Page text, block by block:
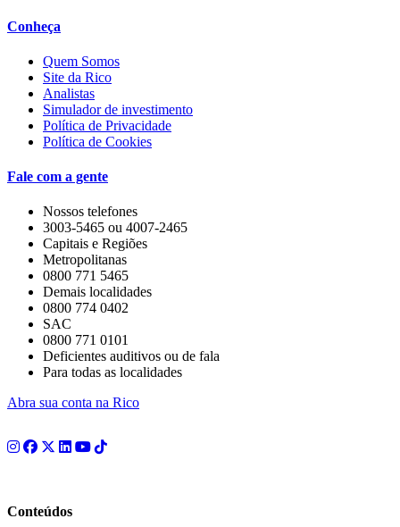
Conheça
Quem Somos
Site da Rico
Analistas
Simulador de investimento
Política de Privacidade
Política de Cookies
Fale com a gente
Nossos telefones
3003-5465 ou 4007-2465
Capitais e Regiões
Metropolitanas
0800 771 5465
Demais localidades
0800 774 0402
SAC
0800 771 0101
Deficientes auditivos ou de fala
Para todas as localidades
Abra sua conta na Rico
Conteúdos